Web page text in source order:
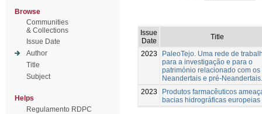
Browse
Communities
& Collections
Issue Date
Author
Title
Subject
Helps
Regulamento RDPC
Issue
Date
Title
2023
PaleoTejo. Uma rede de
para a investigação e para o
património relacionado com os
Neandertais e pré-Neandertais.
2023
Produtos farmacêuticos
bacias hidrográficas europeias